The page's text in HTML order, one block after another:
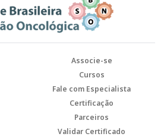
Associe-se
Cursos
Fale com Especialista
Certificação
Parceiros
Validar Certificado